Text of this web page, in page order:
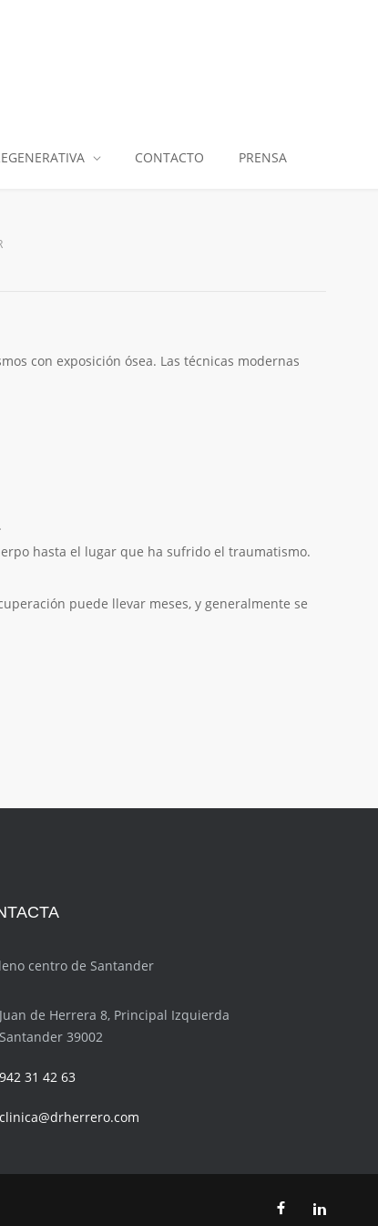
CONTACTO PRENSA
con exposición ósea. Las técnicas modernas
hasta el lugar que ha sufrido el traumatismo.
puede llevar meses, y generalmente se
centro de Santander
Juan de Herrera 8, Principal Izquierda
Santander 39002
942 31 42 63
clinica@drherrero.com